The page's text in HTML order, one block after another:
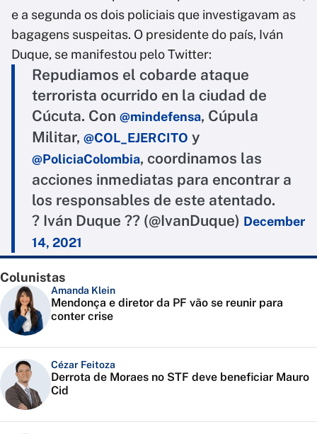
e a segunda os dois policiais que investigavam as
bagagens suspeitas. O presidente do país, Iván
Duque, se manifestou pelo Twitter:
Repudiamos el cobarde ataque
terrorista ocurrido en la ciudad de
Cúcuta. Con @mindefensa, Cúpula
Militar, @COL_EJERCITO y
@PoliciaColombia, coordinamos las
acciones inmediatas para encontrar a
los responsables de este atentado.
? Iván Duque ?? (@IvanDuque) December
14, 2021
Colunistas
Amanda Klein
Mendonça e diretor da PF vão se reunir para
conter crise
Cézar Feitoza
Derrota de Moraes no STF deve beneficiar Mauro
Cid